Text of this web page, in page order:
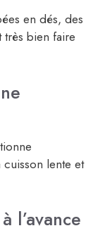
en dés, des
très bien faire
cuisson lente et
l’avance